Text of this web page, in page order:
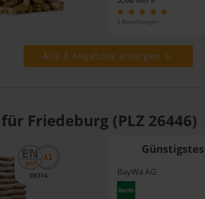
5 Bewertungen
Alle 4 Angebote anzeigen
Friedeburg (PLZ 26446)
DE314 BayWa AG